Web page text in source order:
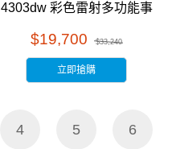
4303dw 彩色雷射多功能事
$19,700 $33,240
立即搶購
4 5 6